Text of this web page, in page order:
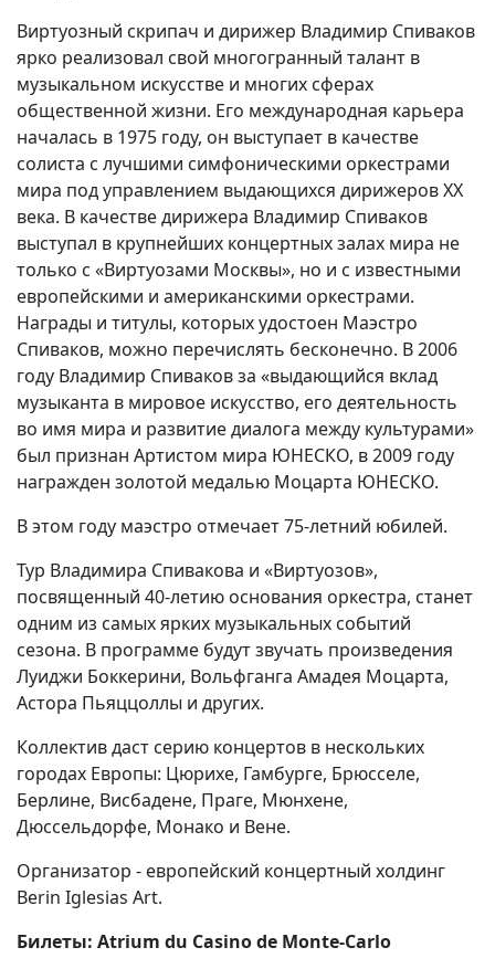
Виртуозный скрипач и дирижер Владимир Спиваков
ярко реализовал свой многогранный талант в
музыкальном искусстве и многих сферах
общественной жизни. Его международная карьера
началась в 1975 году, он выступает в качестве
солиста с лучшими симфоническими оркестрами
мира под управлением выдающихся дирижеров ХХ
века. В качестве дирижера Владимир Спиваков
выступал в крупнейших концертных залах мира не
только с «Виртуозами Москвы», но и с известными
европейскими и американскими оркестрами.
Награды и титулы, которых удостоен Маэстро
Спиваков, можно перечислять бесконечно. В 2006
году Владимир Спиваков за «выдающийся вклад
музыканта в мировое искусство, его деятельность
во имя мира и развитие диалога между культурами»
был признан Артистом мира ЮНЕСКО, в 2009 году
награжден золотой медалью Моцарта ЮНЕСКО.
В этом году маэстро отмечает 75-летний юбилей.
Тур Владимира Спивакова и «Виртуозов»,
посвященный 40-летию основания оркестра, станет
одним из самых ярких музыкальных событий
сезона. В программе будут звучать произведения
Луиджи Боккерини, Вольфганга Амадея Моцарта,
Астора Пьяццоллы и других.
Коллектив даст серию концертов в нескольких
городах Европы: Цюрихе, Гамбурге, Брюсселе,
Берлине, Висбадене, Праге, Мюнхене,
Дюссельдорфе, Монако и Вене.
Организатор - европейский концертный холдинг
Berin Iglesias Art.
Билеты: Atrium du Casino de Monte-Carlo